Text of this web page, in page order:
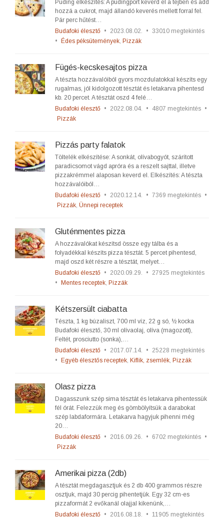
Puding elkészítés: A pudingport keverd el a tejben és add
hozzá a cukrot, majd állandó keverés mellett forral fel.
Pár perc hűtést…
Budafoki élesztő • 2023.08.02. • 33010 megtekintés
•
Édes péksütemények, Pizzák
Fügés-kecskesajtos pizza
A tészta hozzávalóiból gyors mozdulatokkal készíts egy
rugalmas, jól kidolgozott tésztát és letakarva pihentesd
kb. 20 percet. A tésztát oszd 4 felé…
Budafoki élesztő • 2022.08.04. • 4807 megtekintés •
Pizzák
Pizzás party falatok
Töltelék elkészítése: A sonkát, olívabogyót, szárított
paradicsomot vágd apróra és a reszelt sajttal, illetve
pizzakrémmel alaposan keverd el. Elkészítés: A tészta
hozzávalóiból…
Budafoki élesztő • 2020.12.14. • 7369 megtekintés •
Pizzák, Ünnepi receptek
Gluténmentes pizza
A hozzávalókat készítsd össze egy tálba és a
folyadékkal készíts pizza tésztát. 5 percet pihentesd,
majd oszd két részre a tésztát, melyet…
Budafoki élesztő • 2020.09.29. •
27925 megtekintés
•
Mentes receptek, Pizzák
Kétszersült ciabatta
Tészta, 1 kg búzaliszt, 700 ml víz, 22 g só, ½ kocka
Budafoki élesztő, 30 ml olívaolaj, olíva (magozott),
Feltét, prosciutto (sonka),…
Budafoki élesztő • 2017.07.14. •
25228 megtekintés
•
Egyéb élesztős receptek, Kiflik, zsemlék, Pizzák
Olasz pizza
Dagasszunk szép sima tésztát és letakarva pihentessük
fél órát. Felezzük meg és gömbölyítsük a darabokat
szép labdaformára. Letakarva hagyjuk pihenni még
20…
Budafoki élesztő • 2016.09.26. • 6702 megtekintés •
Pizzák
Amerikai pizza (2db)
A tésztát megdagasztjuk és 2 db 400 grammos részre
osztjuk, majd 30 percig pihentetjük. Egy 32 cm-es
pizzaformát 2 evőkanál olajjal kikenünk,…
Budafoki élesztő • 2016.08.18. • 11905 megtekintés